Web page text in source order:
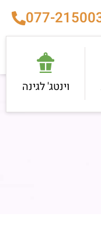
077-
וינטג' לגינה